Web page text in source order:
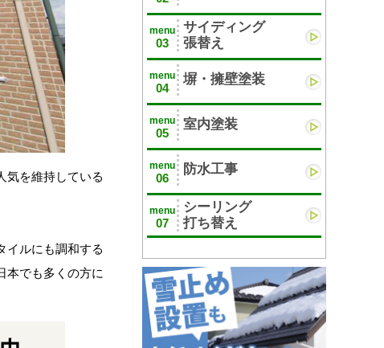
気を維持している
イルにも調和する
本でも多くの方に
menu
03
サイディング
張替え
menu
04
塀・擁壁塗装
menu
05
室内塗装
menu
06
防水工事
menu
07
シーリング
打ち替え